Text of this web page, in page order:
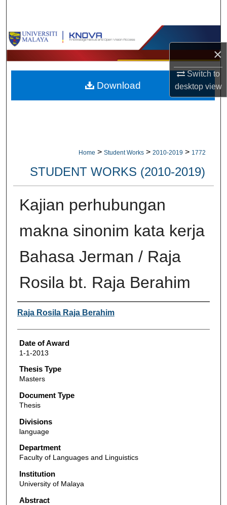
×
Switch to
desktopview
Browse Collections
My Account
About
Home > Student Works > 2010-2019 > 1772
STUDENT WORKS (2010-2019)
Kajian perhubungan
makna sinonim kata kerja
Bahasa Jerman / Raja
Rosila bt. Raja Berahim
Author
Raja Rosila Raja Berahim
Date of Award
1-1-2013
Thesis Type
Masters
Document Type
Thesis
Divisions
language
Department
Faculty of Languages and Linguistics
Institution
University of Malaya
Abstract
Download